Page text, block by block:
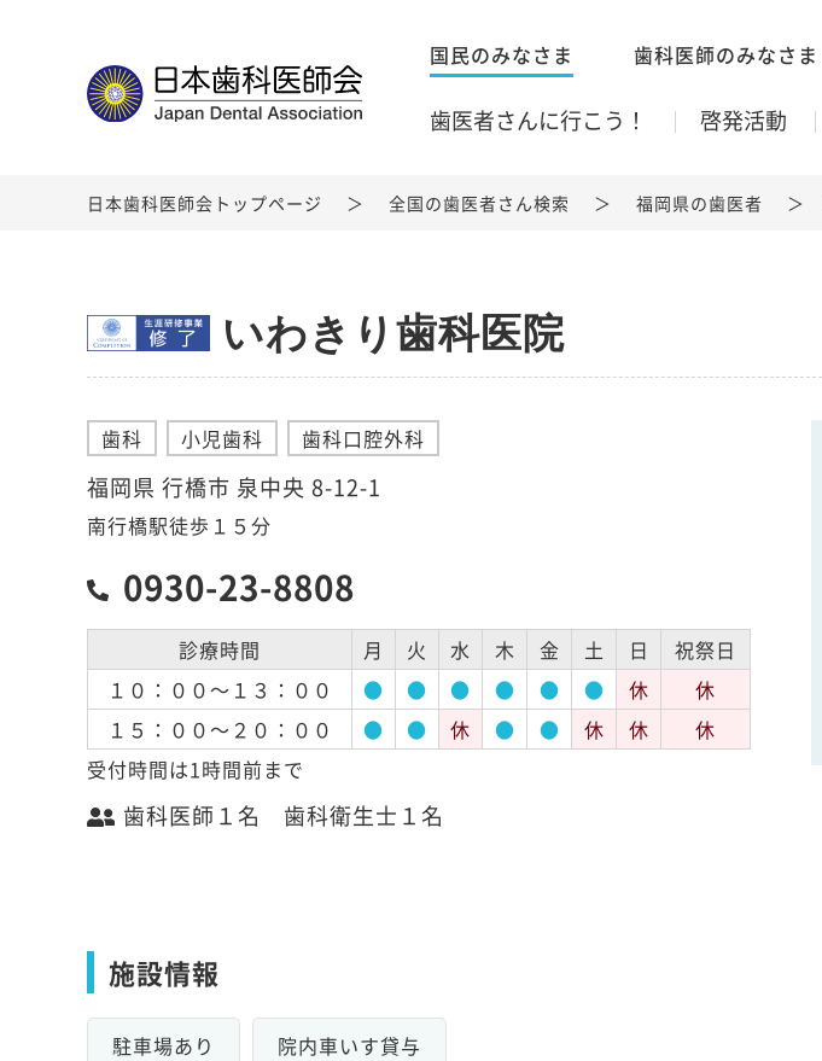
国民のみなさま 歯科医師のみなさま
歯医者さんに行こう！ 啓発活動
日本歯科医師会トップページ 全国の歯医者さん検索 福岡県の歯医者
いわきり歯科医院
歯科 小児歯科 歯科口腔外科
福岡県 行橋市 泉中央 8-12-1
南行橋駅徒歩１５分
0930-23-8808
診療時間 月 火 水 木 金 土 日
祝祭日
１０：００～１３：００
● ● ● ● ● ● 休
休
１５：００～２０：００
● ● 休 ● ● 休 休
休
受付時間は1時間前まで
歯科医師１名 歯科衛生士１名
施設情報
駐車場あり 院内車いす貸与